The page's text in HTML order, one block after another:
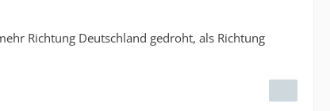
Richtung Deutschland gedroht, als Richtung